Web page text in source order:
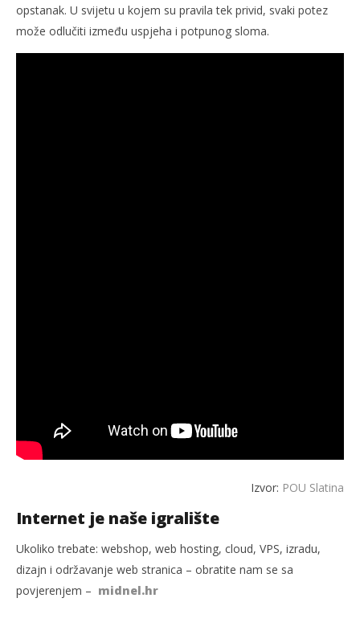
opstanak. U svijetu u kojem su pravila tek privid, svaki potez
može odlučiti između uspjeha i potpunog sloma.
Izvor: POU Slatina
Internet je naše igralište
Ukoliko trebate: webshop, web hosting, cloud, VPS, izradu,
dizajn i održavanje web stranica – obratite nam se sa
povjerenjem – midnel.hr